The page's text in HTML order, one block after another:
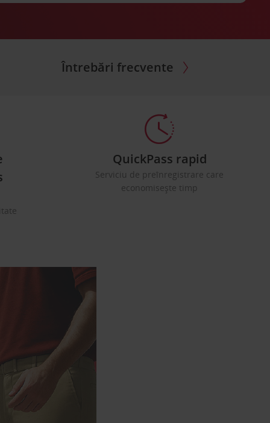
Întrebări frecvente
QuickPass rapid
Serviciu de preînregistrare care
economisește timp